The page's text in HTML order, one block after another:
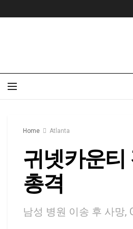
Home Atlanta
귀넷카운티
총격
남성 병원 이송 후 사망,